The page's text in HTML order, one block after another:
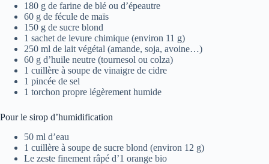
180 g de farine de blé ou d’épeautre
60 g de fécule de maïs
150 g de sucre blond
1 sachet de levure chimique (environ 11 g)
250 ml de lait végétal (amande, soja, avoine…)
60 g d’huile neutre (tournesol ou colza)
1 cuillère à soupe de vinaigre de cidre
1 pincée de sel
1 torchon propre légèrement humide
Pour le sirop d’humidification
50 ml d’eau
1 cuillère à soupe de sucre blond (environ 12 g)
Le zeste finement râpé d’1 orange bio